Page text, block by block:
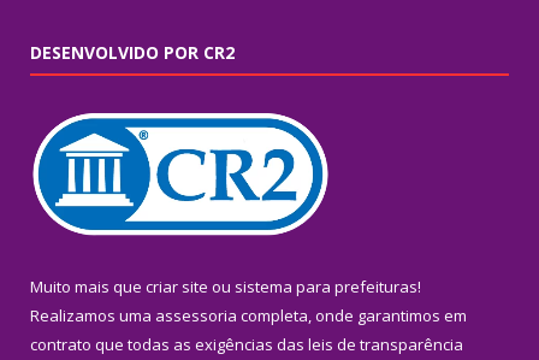
DESENVOLVIDO POR CR2
Muito mais que criar site ou sistema para prefeituras!
Realizamos uma assessoria completa, onde garantimos em
contrato que todas as exigências das leis de transparência